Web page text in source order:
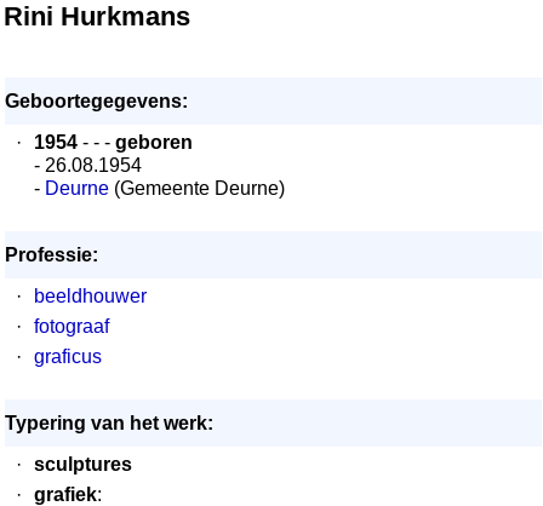
Rini Hurkmans
Geboortegegevens:
·
1954 - - - geboren
- 26.08.1954
- Deurne (Gemeente Deurne)
Professie:
·
beeldhouwer
·
fotograaf
·
graficus
Typering van het werk:
·
sculptures
·
grafiek: